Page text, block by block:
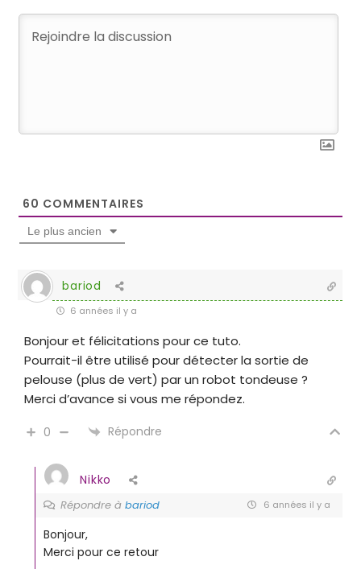
60 COMMENTAIRES
Le plus ancien
bariod
6 années il y a
Bonjour et félicitations pour ce tuto.
Pourrait-il être utilisé pour détecter la sortie de
pelouse (plus de vert) par un robot tondeuse ?
Merci d’avance si vous me répondez.
0 Répondre
Nikko
Répondre àbariod 6 années il y a
Bonjour,
Merci pour ce retour